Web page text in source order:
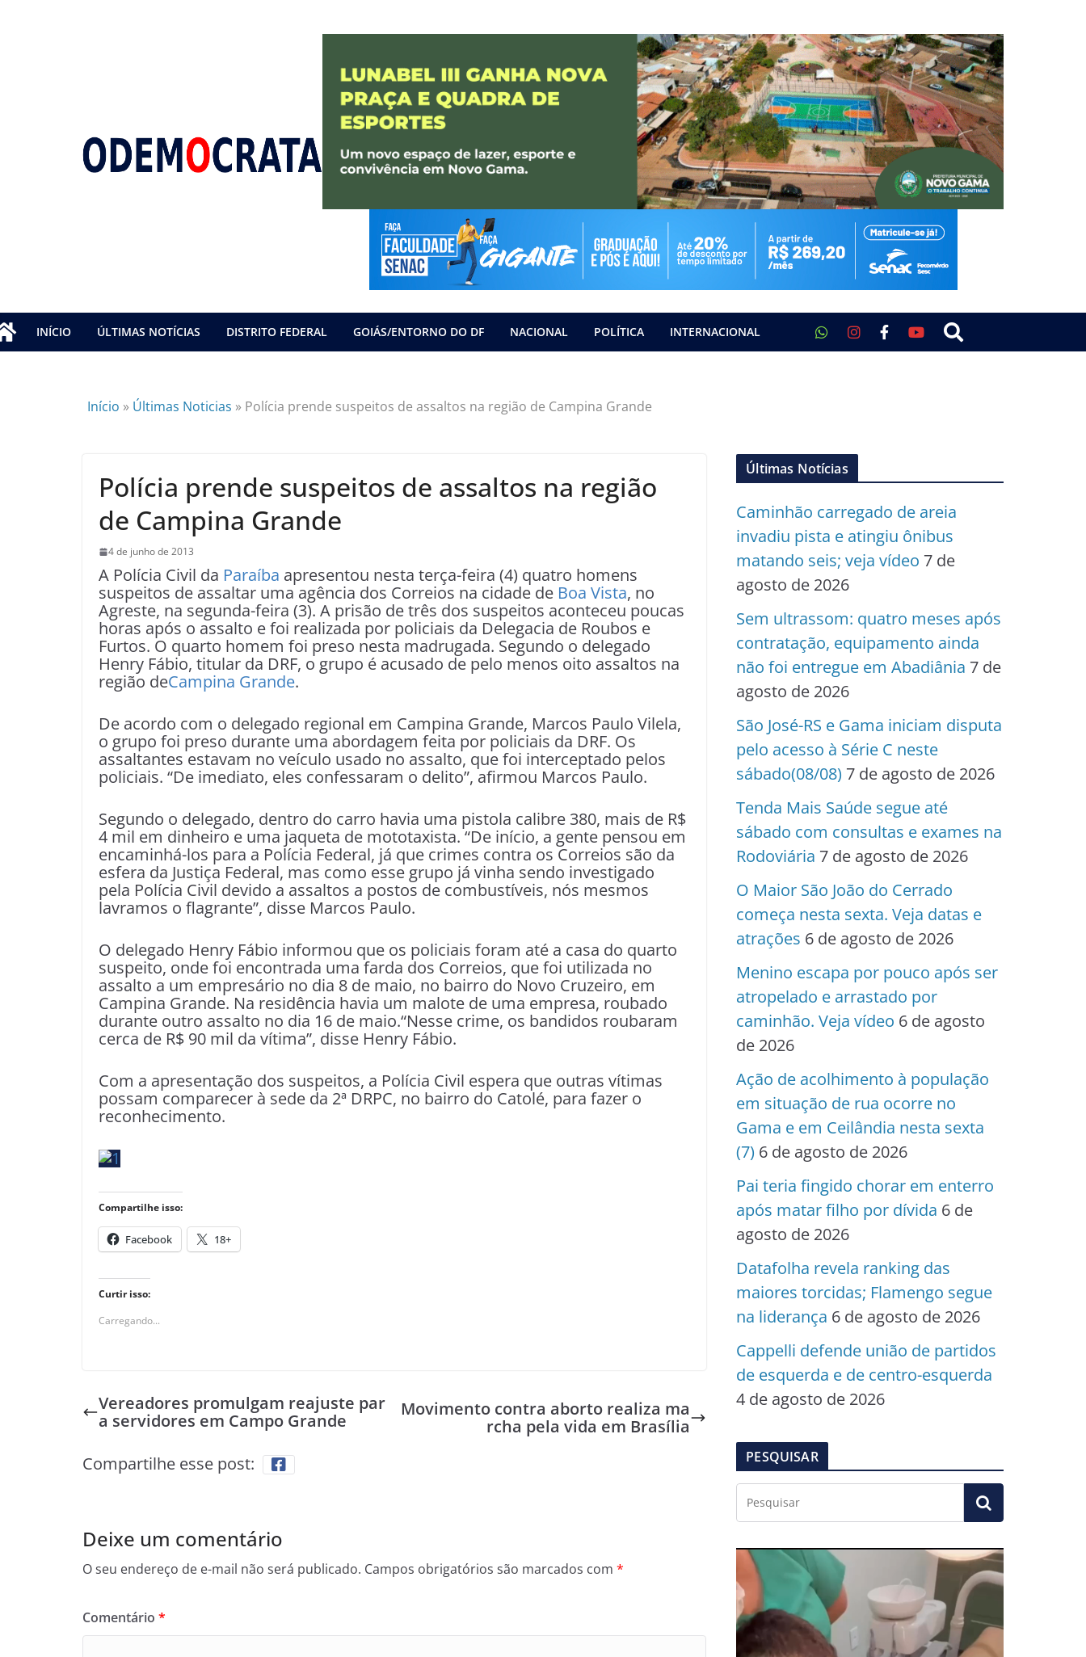
INÍCIO ÚLTIMAS NOTÍCIAS DISTRITO FEDERAL GOIÁS/ENTORNO DO DF NACIONAL POLÍTICA INTERNACIONAL
Início » Últimas Noticias » Polícia prende suspeitos de assaltos na região de Campina Grande
Polícia prende suspeitos de assaltos na região
de Campina Grande
4 de junho de 2013
A Polícia Civil da Paraíba apresentou nesta terça-feira (4) quatro homens
suspeitos de assaltar uma agência dos Correios na cidade de Boa Vista, no
Agreste, na segunda-feira (3). A prisão de três dos suspeitos aconteceu poucas
horas após o assalto e foi realizada por policiais da Delegacia de Roubos e
Furtos. O quarto homem foi preso nesta madrugada. Segundo o delegado
Henry Fábio, titular da DRF, o grupo é acusado de pelo menos oito assaltos na
região deCampina Grande.
De acordo com o delegado regional em Campina Grande, Marcos Paulo Vilela,
o grupo foi preso durante uma abordagem feita por policiais da DRF. Os
assaltantes estavam no veículo usado no assalto, que foi interceptado pelos
policiais. “De imediato, eles confessaram o delito”, afirmou Marcos Paulo.
Segundo o delegado, dentro do carro havia uma pistola calibre 380, mais de R$
4 mil em dinheiro e uma jaqueta de mototaxista. “De início, a gente pensou em
encaminhá-los para a Polícia Federal, já que crimes contra os Correios são da
esfera da Justiça Federal, mas como esse grupo já vinha sendo investigado
pela Polícia Civil devido a assaltos a postos de combustíveis, nós mesmos
lavramos o flagrante”, disse Marcos Paulo.
O delegado Henry Fábio informou que os policiais foram até a casa do quarto
suspeito, onde foi encontrada uma farda dos Correios, que foi utilizada no
assalto a um empresário no dia 8 de maio, no bairro do Novo Cruzeiro, em
Campina Grande. Na residência havia um malote de uma empresa, roubado
durante outro assalto no dia 16 de maio.“Nesse crime, os bandidos roubaram
cerca de R$ 90 mil da vítima”, disse Henry Fábio.
Com a apresentação dos suspeitos, a Polícia Civil espera que outras vítimas
possam comparecer à sede da 2ª DRPC, no bairro do Catolé, para fazer o
reconhecimento.
Compartilhe isso:
Facebook 18+
Curtir isso:
Carregando...
Vereadores promulgam reajuste par
a servidores em Campo Grande
Movimento contra aborto realiza ma
rcha pela vida em Brasília
Compartilhe esse post:
Deixe um comentário
O seu endereço de e-mail não será publicado. Campos obrigatórios são marcados com *
Comentário *
Últimas Notícias
Caminhão carregado de areia
invadiu pista e atingiu ônibus
matando seis; veja vídeo 7 de
agosto de 2026
Sem ultrassom: quatro meses após
contratação, equipamento ainda
não foi entregue em Abadiânia 7 de
agosto de 2026
São José-RS e Gama iniciam disputa
pelo acesso à Série C neste
sábado(08/08) 7 de agosto de 2026
Tenda Mais Saúde segue até
sábado com consultas e exames na
Rodoviária 7 de agosto de 2026
O Maior São João do Cerrado
começa nesta sexta. Veja datas e
atrações 6 de agosto de 2026
Menino escapa por pouco após ser
atropelado e arrastado por
caminhão. Veja vídeo 6 de agosto
de 2026
Ação de acolhimento à população
em situação de rua ocorre no
Gama e em Ceilândia nesta sexta
(7) 6 de agosto de 2026
Pai teria fingido chorar em enterro
após matar filho por dívida 6 de
agosto de 2026
Datafolha revela ranking das
maiores torcidas; Flamengo segue
na liderança 6 de agosto de 2026
Cappelli defende união de partidos
de esquerda e de centro-esquerda
4 de agosto de 2026
PESQUISAR